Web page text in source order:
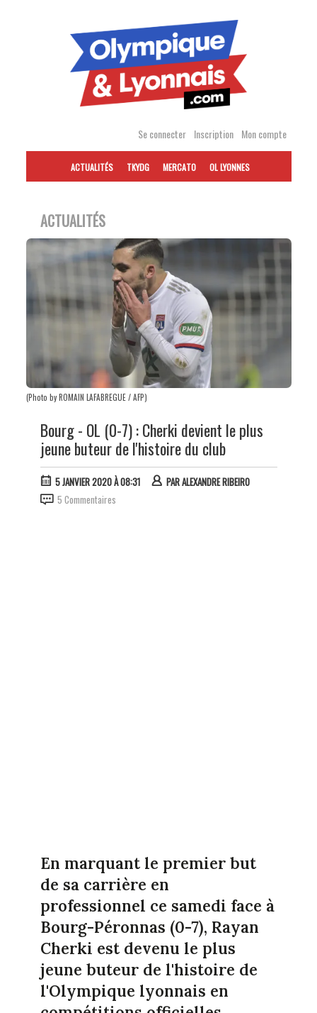
Se connecter Inscription Mon compte
ACTUALITÉS TKYDG MERCATO OL LYONNES
ACTUALITÉS
(Photo by ROMAIN LAFABREGUE / AFP)
Bourg - OL (0-7) : Cherki devient le plus
jeune buteur de l'histoire du club
5 JANVIER 2020 À 08:31 PARALEXANDRE RIBEIRO
5 Commentaires
En marquant le premier but
de sa carrière en
professionnel ce samedi face à
Bourg-Péronnas (0-7), Rayan
Cherki est devenu le plus
jeune buteur de l'histoire de
l'Olympique lyonnais en